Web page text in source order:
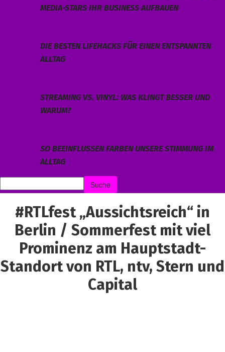
MEDIA-STARS IHR BUSINESS AUFBAUEN
DIE BESTEN LIFEHACKS FÜR EINEN ENTSPANNTEN
ALLTAG
STREAMING VS. VINYL: WAS KLINGT BESSER UND
WARUM?
SO BEEINFLUSSEN FARBEN UNSERE STIMMUNG IM
ALLTAG
#RTLfest „Aussichtsreich“ in
Berlin / Sommerfest mit viel
Prominenz am Hauptstadt-
Standort von RTL, ntv, Stern und
Capital